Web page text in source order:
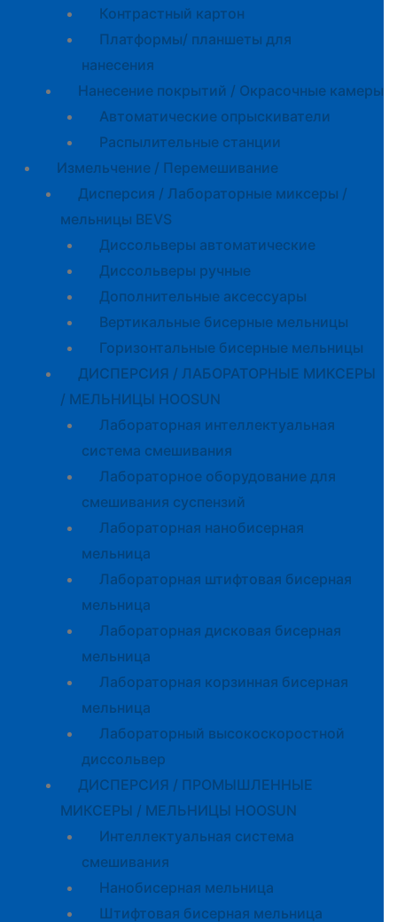
Контрастный картон
Платформы/ планшеты для
нанесения
Нанесение покрытий / Окрасочные камеры
Автоматические опрыскиватели
Распылительные станции
Измельчение / Перемешивание
Дисперсия / Лабораторные миксеры /
мельницы BEVS
Диссольверы автоматические
Диссольверы ручные
Дополнительные аксессуары
Вертикальные бисерные мельницы
Горизонтальные бисерные мельницы
ДИСПЕРСИЯ / ЛАБОРАТОРНЫЕ МИКСЕРЫ
/ МЕЛЬНИЦЫ HOOSUN
Лабораторная интеллектуальная
система смешивания
Лабораторное оборудование для
смешивания суспензий
Лабораторная нанобисерная
мельница
Лабораторная штифтовая бисерная
мельница
Лабораторная дисковая бисерная
мельница
Лабораторная корзинная бисерная
мельница
Лабораторный высокоскоростной
диссольвер
ДИСПЕРСИЯ / ПРОМЫШЛЕННЫЕ
МИКСЕРЫ / МЕЛЬНИЦЫ HOOSUN
Интеллектуальная система
смешивания
Нанобисерная мельница
Штифтовая бисерная мельница